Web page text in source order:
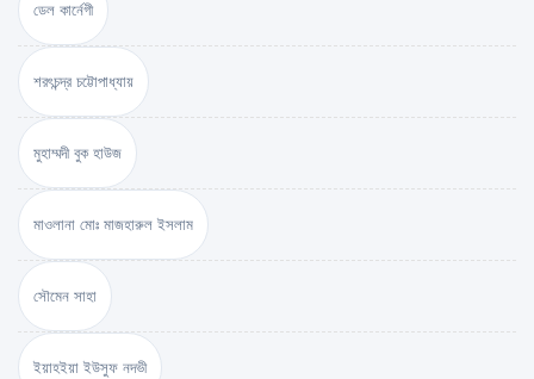
ডেল কার্নেগী
শরৎচন্দ্র চট্টোপাধ্যায়
মুহাম্মদী বুক হাউজ
মাওলানা মোঃ মাজহারুল ইসলাম
সৌমেন সাহা
ইয়াহইয়া ইউসুফ নদভী